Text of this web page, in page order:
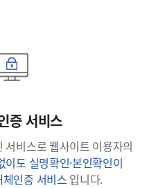
증 서비스
서비스로 웹사이트 이용자의
도 실명확인·본인확인이
인증 서비스 입니다.